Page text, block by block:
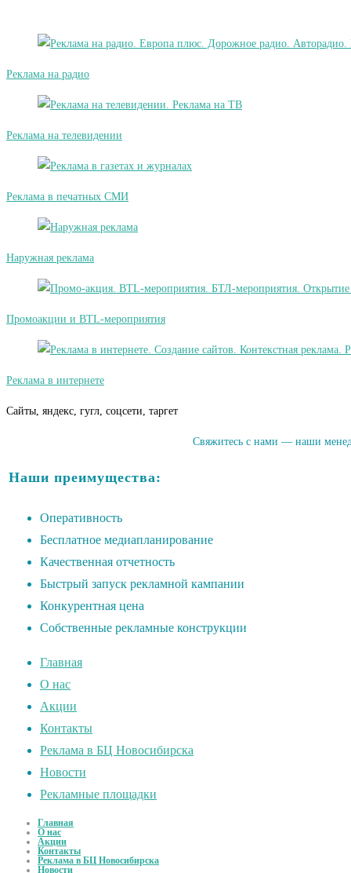
Реклама на радио
Реклама на телевидении
Реклама в печатных СМИ
Наружная реклама
Промоакции и BTL-мероприятия
Реклама в интернете
Сайты, яндекс, гугл, соцсети, таргет
Свяжитесь с нами — наши
Наши преимущества:
Оперативность
Бесплатное медиапланирование
Качественная отчетность
Быстрый запуск рекламной кампании
Конкурентная цена
Собственные рекламные конструкции
Главная
О нас
Акции
Контакты
Реклама в БЦ Новосибирска
Новости
Рекламные площадки
Главная
О нас
Акции
Контакты
Реклама в БЦ Новосибирска
Новости